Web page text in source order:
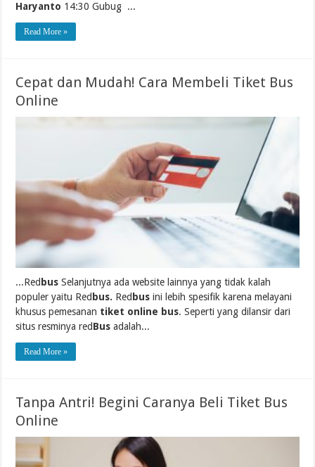
Haryanto 14:30 Gubug ...
Read More »
Cepat dan Mudah! Cara Membeli Tiket Bus
Online
...Red bus Selanjutnya ada website lainnya yang tidak kalah
populer yaitu Red bus. Red bus ini lebih spesifik karena melayani
khusus pemesanan tiket online bus. Seperti yang dilansir dari
situs resminya redBus adalah...
Read More »
Tanpa Antri! Begini Caranya Beli Tiket Bus
Online